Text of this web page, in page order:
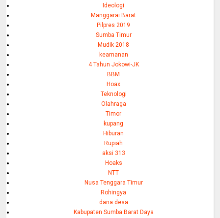
Ideologi
Manggarai Barat
Pilpres 2019
Sumba Timur
Mudik 2018
keamanan
4 Tahun Jokowi-JK
BBM
Hoax
Teknologi
Olahraga
Timor
kupang
Hiburan
Rupiah
aksi 313
Hoaks
NTT
Nusa Tenggara Timur
Rohingya
dana desa
Kabupaten Sumba Barat Daya